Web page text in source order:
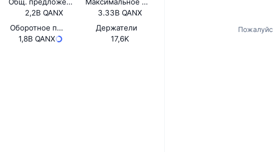
2,2B QANX
3.33B QANX
Оборотное предложение
1,8B QANX
Держатели
17,6K